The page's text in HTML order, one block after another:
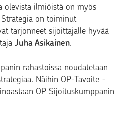
olevista ilmiöistä on myös
on toiminut
tarjonneet sijoittajalle hyvää
Juha Asikainen.
rahastoissa noudatetaan
Näihin OP-Tavoite -
OP Sijoituskumppanin